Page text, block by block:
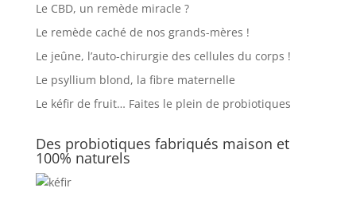
Le CBD, un remède miracle ?
Le remède caché de nos grands-mères !
Le jeûne, l’auto-chirurgie des cellules du corps !
Le psyllium blond, la fibre maternelle
Le kéfir de fruit… Faites le plein de probiotiques
Des probiotiques fabriqués maison et
100% naturels